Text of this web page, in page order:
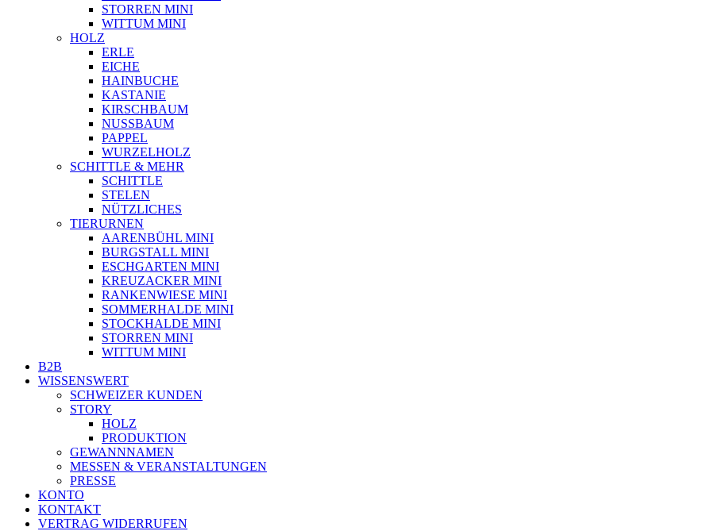
STORREN MINI
WITTUM MINI
HOLZ
ERLE
EICHE
HAINBUCHE
KASTANIE
KIRSCHBAUM
NUSSBAUM
PAPPEL
WURZELHOLZ
SCHITTLE & MEHR
SCHITTLE
STELEN
NÜTZLICHES
TIERURNEN
AARENBÜHL MINI
BURGSTALL MINI
ESCHGARTEN MINI
KREUZACKER MINI
RANKENWIESE MINI
SOMMERHALDE MINI
STOCKHALDE MINI
STORREN MINI
WITTUM MINI
B2B
WISSENSWERT
SCHWEIZER KUNDEN
STORY
HOLZ
PRODUKTION
GEWANNNAMEN
MESSEN & VERANSTALTUNGEN
PRESSE
KONTO
KONTAKT
VERTRAG WIDERRUFEN